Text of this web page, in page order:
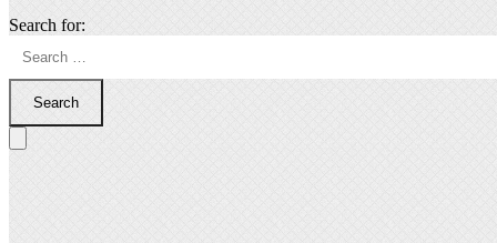
Search for:
Search